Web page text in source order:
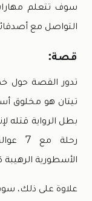
سوف تتعلم
التواصل مع
قصة:
تدور القصة حول
تيتان هو مخلوق
بطل الرواية قتله
الأسطورية الرهيبة
علاوة على ذلك،